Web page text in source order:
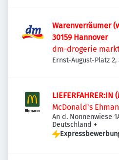
Warenverräumer
30159 Hannover
dm-drogerie markt
Ernst-August-Platz 2,
LIEFERFAHRER:IN
McDonald's
An d. Nonnenwiese
Deutschland +